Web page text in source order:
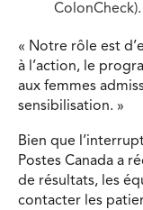
« Notre rôle est
à l’action, le
aux femmes
sensibilisation. »
Bien que
Postes Canada a
de résultats, les
contacter les